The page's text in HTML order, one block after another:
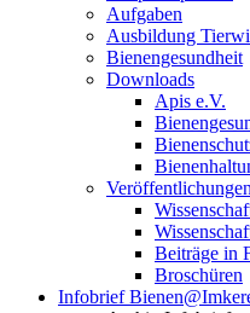
Aufgaben
Ausbildung
Bienengesundheit
Downloads
Apis e.V.
Veröffentlichungen
Beiträge in
Broschüren
Infobrief